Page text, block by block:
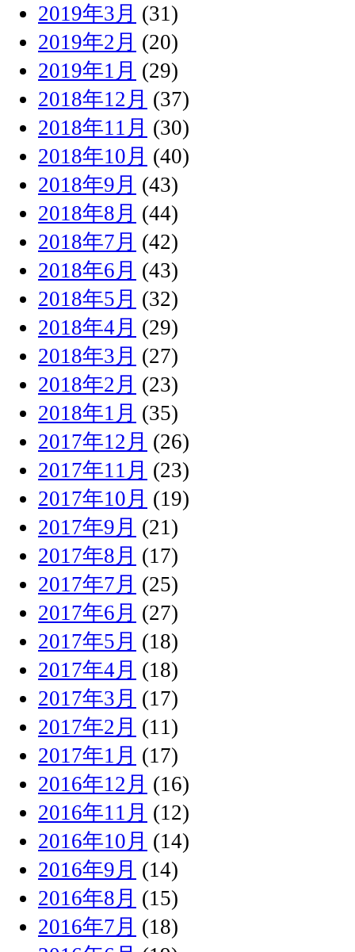
2019年3月 (31)
2019年2月 (20)
2019年1月 (29)
2018年12月 (37)
2018年11月 (30)
2018年10月 (40)
2018年9月 (43)
2018年8月 (44)
2018年7月 (42)
2018年6月 (43)
2018年5月 (32)
2018年4月 (29)
2018年3月 (27)
2018年2月 (23)
2018年1月 (35)
2017年12月 (26)
2017年11月 (23)
2017年10月 (19)
2017年9月 (21)
2017年8月 (17)
2017年7月 (25)
2017年6月 (27)
2017年5月 (18)
2017年4月 (18)
2017年3月 (17)
2017年2月 (11)
2017年1月 (17)
2016年12月 (16)
2016年11月 (12)
2016年10月 (14)
2016年9月 (14)
2016年8月 (15)
2016年7月 (18)